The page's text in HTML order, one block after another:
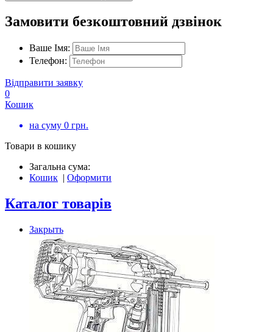
Замовити безкоштовний дзвінок
Ваше Імя:
Телефон:
Відправити заявку
0
Кошик
на суму 0 грн.
Товари в кошику
Загальна сума:
Кошик | Оформити
Каталог товарів
Закрыть